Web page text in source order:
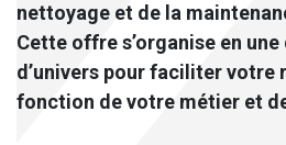
nettoyage et de la
Cette offre s’organise en
d’univers pour faciliter votre
fonction de votre métier et